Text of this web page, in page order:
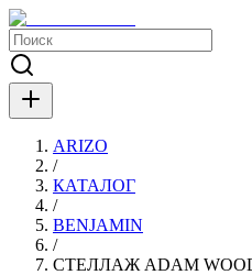
ARIZO
/
КАТАЛОГ
/
BENJAMIN
/
СТЕЛЛАЖ ADAM